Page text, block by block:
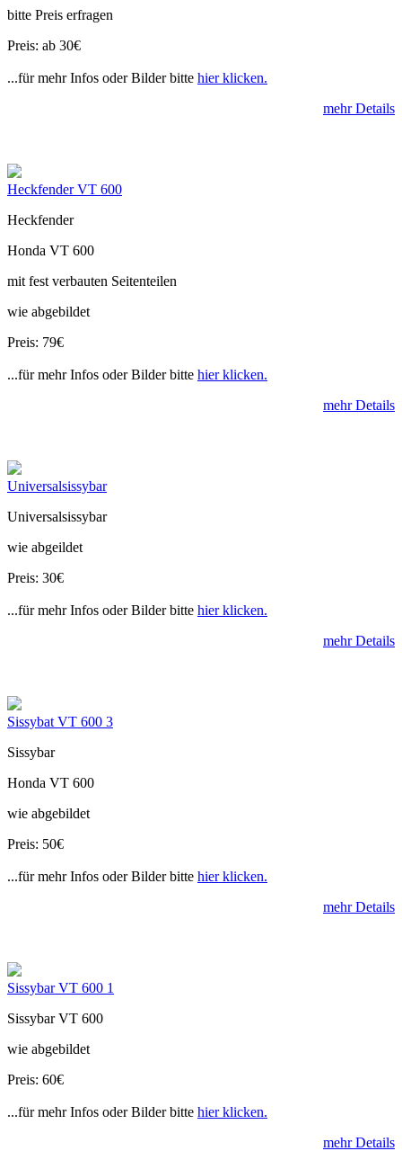
bitte Preis erfragen
Preis: ab 30€
...für mehr Infos oder Bilder bitte hier klicken.
mehr Details
Heckfender VT 600
Heckfender
Honda VT 600
mit fest verbauten Seitenteilen
wie abgebildet
Preis: 79€
...für mehr Infos oder Bilder bitte hier klicken.
mehr Details
Universalsissybar
Universalsissybar
wie abgeildet
Preis: 30€
...für mehr Infos oder Bilder bitte hier klicken.
mehr Details
Sissybat VT 600 3
Sissybar
Honda VT 600
wie abgebildet
Preis: 50€
...für mehr Infos oder Bilder bitte hier klicken.
mehr Details
Sissybar VT 600 1
Sissybar VT 600
wie abgebildet
Preis: 60€
...für mehr Infos oder Bilder bitte hier klicken.
mehr Details